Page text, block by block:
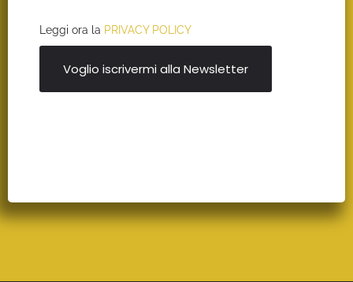
Leggi ora la PRIVACY POLICY
Voglio iscrivermi alla Newsletter